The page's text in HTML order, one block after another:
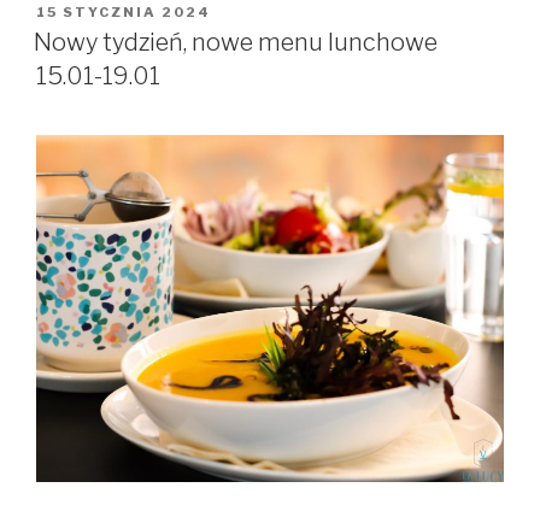
OPUBLIKOWANE
W
15 STYCZNIA 2024
Nowy tydzień, nowe menu lunchowe
15.01-19.01